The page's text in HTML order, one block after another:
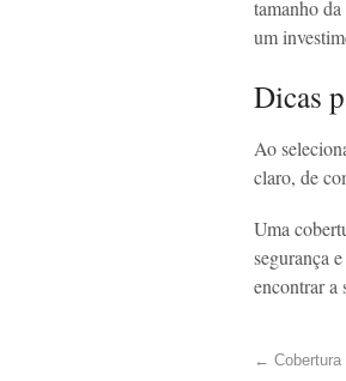
tamanho
um
Dicas
Ao
claro, de
Uma
segurança
encontrar a
←